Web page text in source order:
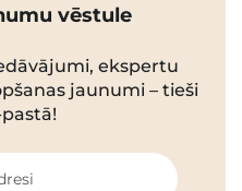
vēstule
ekspertu
jaunumi – tieši